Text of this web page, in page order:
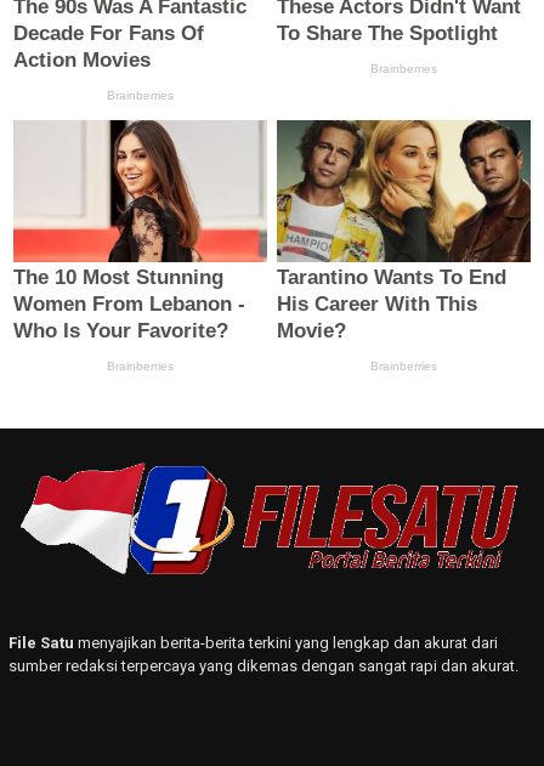
File Satu menyajikan berita-berita terkini yang lengkap dan akurat dari
sumber redaksi terpercaya yang dikemas dengan sangat rapi dan akurat.